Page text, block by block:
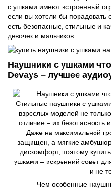
с ушками имеют встроенный
если вы хотели бы порадовать
есть безопасные, стильные и
девочек и мальчиков.
Наушники с ушками
Devays – лучшее
Стильные наушники с
взрослых моделей не
отличие – их безопасность
Даже на максимальной
защищен, а мягкие
дискомфорт, поэтому
ушками – искренний совет
и не
Чем особенные